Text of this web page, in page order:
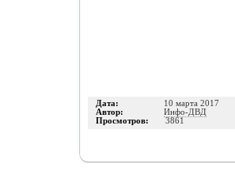
Дата: 10 марта 2017
Автор: Инфо-ДВД
Просмотров: 3861